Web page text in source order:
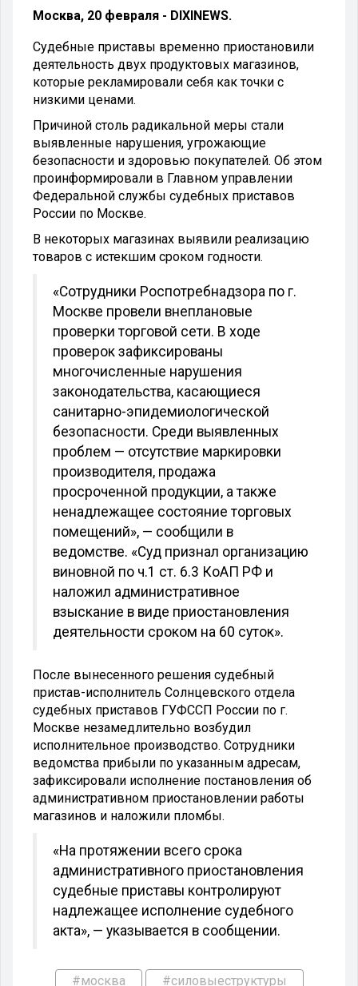
Москва, 20 февраля - DIXINEWS.
Судебные приставы временно приостановили
деятельность двух продуктовых магазинов,
которые рекламировали себя как точки с
низкими ценами.
Причиной столь радикальной меры стали
выявленные нарушения, угрожающие
безопасности и здоровью покупателей. Об этом
проинформировали в Главном управлении
Федеральной службы судебных приставов
России по Москве.
В некоторых магазинах выявили реализацию
товаров с истекшим сроком годности.
«Сотрудники Роспотребнадзора по г.
Москве провели внеплановые
проверки торговой сети. В ходе
проверок зафиксированы
многочисленные нарушения
законодательства, касающиеся
санитарно-эпидемиологической
безопасности. Среди выявленных
проблем — отсутствие маркировки
производителя, продажа
просроченной продукции, а также
ненадлежащее состояние торговых
помещений», — сообщили в
ведомстве. «Суд признал организацию
виновной по ч.1 ст. 6.3 КоАП РФ и
наложил административное
взыскание в виде приостановления
деятельности сроком на 60 суток».
После вынесенного решения судебный
пристав-исполнитель Солнцевского отдела
судебных приставов ГУФССП России по г.
Москве незамедлительно возбудил
исполнительное производство. Сотрудники
ведомства прибыли по указанным адресам,
зафиксировали исполнение постановления об
административном приостановлении работы
магазинов и наложили пломбы.
«На протяжении всего срока
административного приостановления
судебные приставы контролируют
надлежащее исполнение судебного
акта», — указывается в сообщении.
#москва #силовыеструктуры